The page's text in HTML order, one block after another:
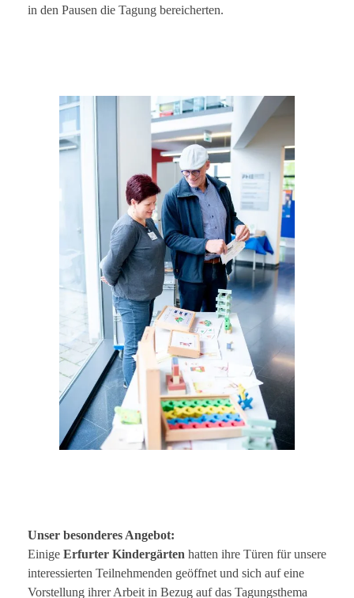
in den Pausen die Tagung bereicherten.
Unser besonderes Angebot:
Einige Erfurter Kindergärten hatten ihre Türen für unsere
interessierten Teilnehmenden geöffnet und sich auf eine
Vorstellung ihrer Arbeit in Bezug auf das Tagungsthema